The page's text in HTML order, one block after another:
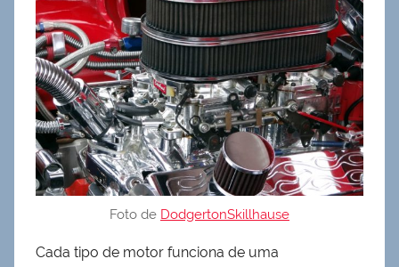
Foto de DodgertonSkillhause
Cada tipo de motor funciona de uma